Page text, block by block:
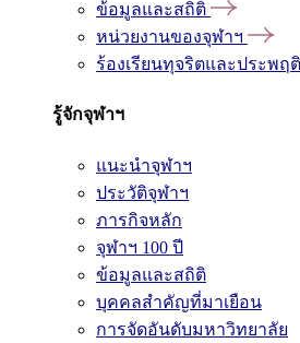
ข้อมูลและสถิติ
หน่วยงานของจุฬาฯ
ร้องเรียนทุจริตและประพฤ
รู้จักจุฬาฯ
แนะนำจุฬาฯ
ประวัติจุฬาฯ
ภารกิจหลัก
จุฬาฯ 100 ปี
ข้อมูลและสถิติ
บุคคลสำคัญที่มาเยือน
การจัดอันดับมหาวิทยาลัย